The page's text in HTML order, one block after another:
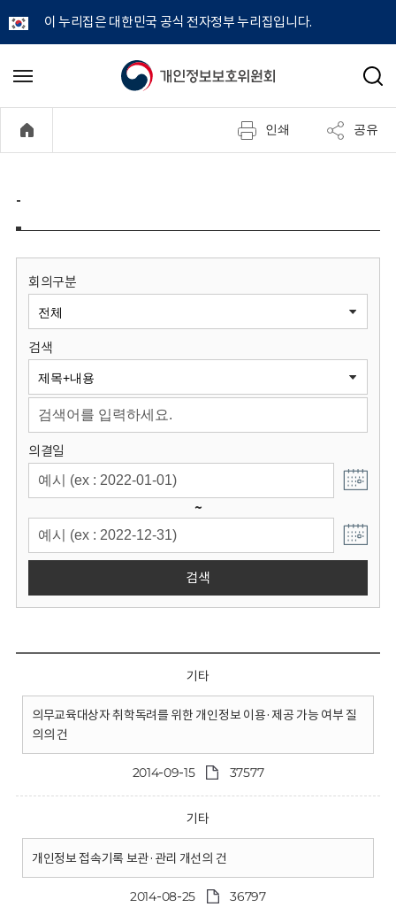
이 누리집은 대한민국 공식 전자정부 누리집입니다.
개
정
보
원
회
메
기
검
인쇄 공유
-
회의구분
검색
의결일
~
검색
기타
의무교육대상자 취학독려를 위한 개인정보 이용·제공 가능 여부 질
의의 건
2014-09-15 37577
기타
개인정보 접속기록 보관·관리 개선의 건
2014-08-25 36797